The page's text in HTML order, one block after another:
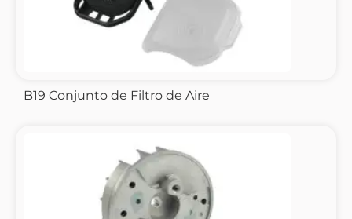
B19 Conjunto de Filtro de Aire